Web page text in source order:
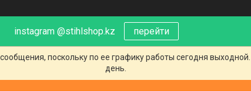
instagram @stihlshop.kz перейти
поскольку по ее графику работы сегодня
день.